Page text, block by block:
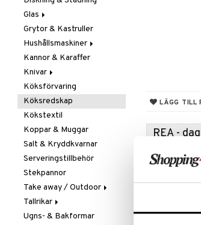
LÄGG TILL
REA -
Metal Art
Väggdekorationer
Vaser
Småförvaring & Korgar
Småmöbler
Glas
Champagneglas
Dricksglas
Drink- & Cocktailglas
Ölglas
Snaps- & Avecglas
Vinglas
Whiskey- & Cognacglas
Grytor & Kastruller
Hushållsmaskiner
Brödrostar
Kaffe, Te & Espresso
Mixer & Elvispar
Övriga maskiner
Vattenkokare
Kannor & Karaffer
Knivar
Brödknivar
Knivset
Knivslipar och Brynen
Knivtillbehör
Kockknivar
Skal- & Grönsaksknivar
Skärbrädor
Specialknivar
Köksförvaring
Köksredskap
Kökstextil
Koppar & Muggar
Salt & Kryddkvarnar
Serveringstillbehör
Stekpannor
Take away / Outdoor
Flaskor
Matlådor
Tallrikar
Assietter
Ugns- & Bakformar